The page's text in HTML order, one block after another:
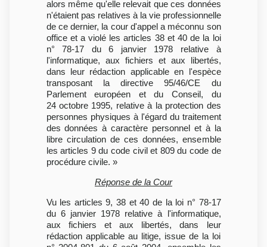
alors même qu'elle relevait que ces données
n'étaient pas relatives à la vie professionnelle
de ce dernier, la cour d'appel a méconnu son
office et a violé les articles 38 et 40 de la loi
n° 78-17 du 6 janvier 1978 relative à
l'informatique, aux fichiers et aux libertés,
dans leur rédaction applicable en l'espèce
transposant la directive 95/46/CE du
Parlement européen et du Conseil, du
24 octobre 1995, relative à la protection des
personnes physiques à l'égard du traitement
des données à caractère personnel et à la
libre circulation de ces données, ensemble
les articles 9 du code civil et 809 du code de
procédure civile. »
Réponse de la Cour
Vu les articles 9, 38 et 40 de la loi n° 78-17
du 6 janvier 1978 relative à l'informatique,
aux fichiers et aux libertés, dans leur
rédaction applicable au litige, issue de la loi